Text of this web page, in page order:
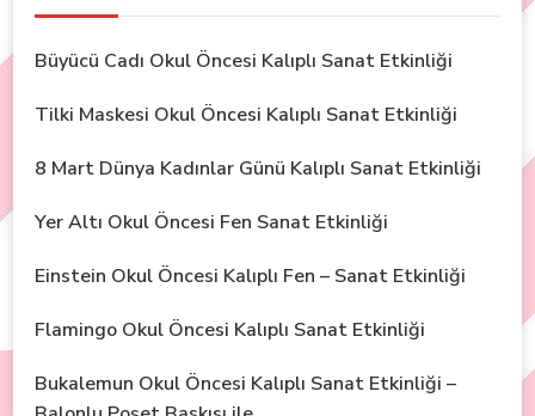
Büyücü Cadı Okul Öncesi Kalıplı Sanat Etkinliği
Tilki Maskesi Okul Öncesi Kalıplı Sanat Etkinliği
8 Mart Dünya Kadınlar Günü Kalıplı Sanat Etkinliği
Yer Altı Okul Öncesi Fen Sanat Etkinliği
Einstein Okul Öncesi Kalıplı Fen – Sanat Etkinliği
Flamingo Okul Öncesi Kalıplı Sanat Etkinliği
Bukalemun Okul Öncesi Kalıplı Sanat Etkinliği –